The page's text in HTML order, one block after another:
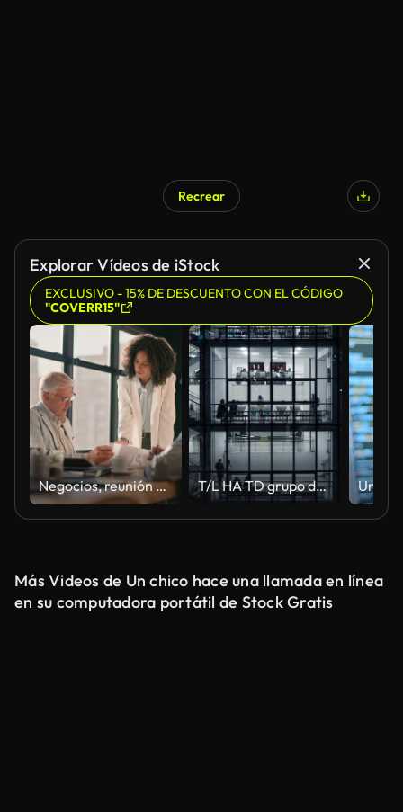
Recrear
Explorar Vídeos de iStock
EXCLUSIVO - 15% DE DESCUENTO CON EL CÓDIGO
"COVERR15"
Negocios, reunión con líderes y mujeres en discusión sobre colaboración de proyectos, diversidad e ideas. Trabajo en equipo, lluvia de ideas y resolución de problemas, jefe de hombres y mujeres en la planificación de la oficina contrato b2b T/L HA TD grupo de personas caminando en las escaleras por la noche
Más Videos de Un chico hace una llamada en línea
en su computadora portátil de Stock Gratis